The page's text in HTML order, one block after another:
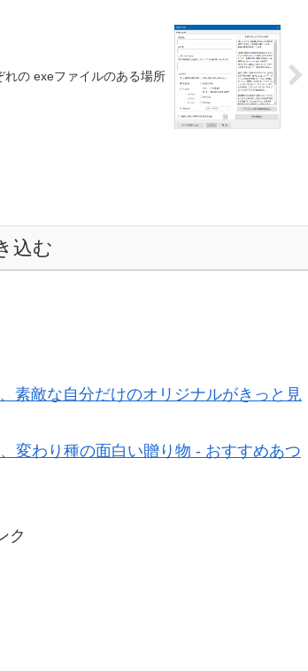
れの exeファイルのある場所
込む
素敵な自分だけのオリジナルがきっと見
変わり種の面白い贈り物 - おすすめあつ
ク